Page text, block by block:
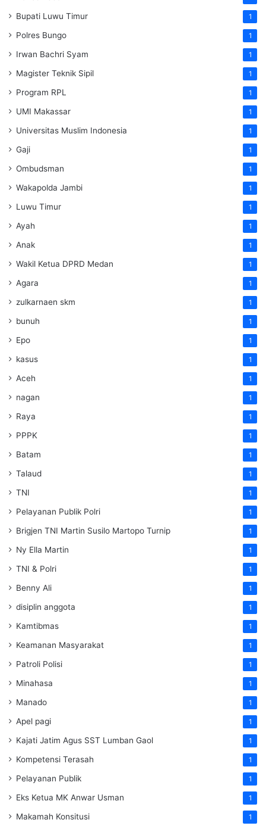
Bupati Luwu Timur 1
Polres Bungo 1
Irwan Bachri Syam 1
Magister Teknik Sipil 1
Program RPL 1
UMI Makassar 1
Universitas Muslim Indonesia 1
Gaji 1
Ombudsman 1
Wakapolda Jambi 1
Luwu Timur 1
Ayah 1
Anak 1
Wakil Ketua DPRD Medan 1
Agara 1
zulkarnaen skm 1
bunuh 1
Epo 1
kasus 1
Aceh 1
nagan 1
Raya 1
PPPK 1
Batam 1
Talaud 1
TNI 1
Pelayanan Publik Polri 1
Brigjen TNI Martin Susilo Martopo Turnip 1
Ny Ella Martin 1
TNI & Polri 1
Benny Ali 1
disiplin anggota 1
Kamtibmas 1
Keamanan Masyarakat 1
Patroli Polisi 1
Minahasa 1
Manado 1
Apel pagi 1
Kajati Jatim Agus SST Lumban Gaol 1
Kompetensi Terasah 1
Pelayanan Publik 1
Eks Ketua MK Anwar Usman 1
Makamah Konsitusi 1